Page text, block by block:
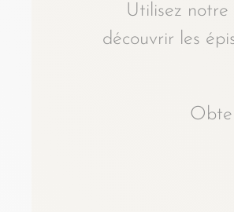
Utilisez notre
découvrir les